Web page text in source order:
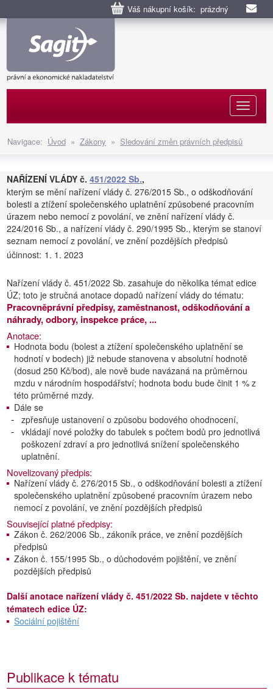
Váš nákupní košík: prázdný
Navigace: Úvod » Zákony » Sledování změn právních předpisů
NAŘÍZENÍ VLÁDY č. 451/2022 Sb.,
kterým se mění nařízení vlády č. 276/2015 Sb., o odškodňování
bolesti a ztížení společenského uplatnění způsobené pracovním
úrazem nebo nemocí z povolání, ve znění nařízení vlády č.
224/2016 Sb., a nařízení vlády č. 290/1995 Sb., kterým se stanoví
seznam nemocí z povolání, ve znění pozdějších předpisů
účinnost: 1. 1. 2023
Nařízení vlády č. 451/2022 Sb. zasahuje do několika témat edice
ÚZ; toto je stručná anotace dopadů nařízení vlády do tématu:
Pracovněprávní předpisy, zaměstnanost, odškodňování a
náhrady, odbory, inspekce práce, ...
Anotace:
Hodnota bodu (bolest a ztížení společenského uplatnění se
hodnotí v bodech) již nebude stanovena v absolutní hodnotě
(dosud 250 Kč/bod), ale nově bude navázaná na průměrnou
mzdu v národním hospodářství; hodnota bodu bude činit 1 % z
této průměrné mzdy.
Dále se
zpřesňuje ustanovení o způsobu bodového ohodnocení,
vkládají nové položky do tabulek s počtem bodů pro jednotlivá
poškození zdraví a pro jednotlivá snížení společenského
uplatnění.
Novelizovaný předpis:
Nařízení vlády č. 276/2015 Sb., o odškodňování bolesti a ztížení
společenského uplatnění způsobené pracovním úrazem nebo
nemocí z povolání, ve znění pozdějších předpisů
Související platné předpisy:
Zákon č. 262/2006 Sb., zákoník práce, ve znění pozdějších
předpisů
Zákon č. 155/1995 Sb., o důchodovém pojištění, ve znění
pozdějších předpisů
Další anotace nařízení vlády č. 451/2022 Sb. najdete v těchto
tématech edice ÚZ:
Sociální pojištění
Publikace k tématu